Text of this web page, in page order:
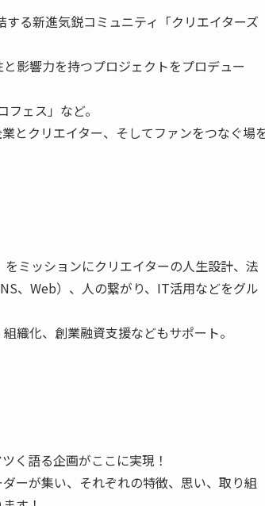
る新進気鋭コミュニティ「クリエイターズ
影響力を持つプロジェクトをプロデュー
ェス」など。
とクリエイター、そしてファンをつなぐ場
ミッションにクリエイターの人生設計、法
、Web）、人の繋がり、IT活用などをグル
織化、創業融資支援などもサポート。
く語る企画がここに実現！
ーが集い、それぞれの特徴、思い、取り組